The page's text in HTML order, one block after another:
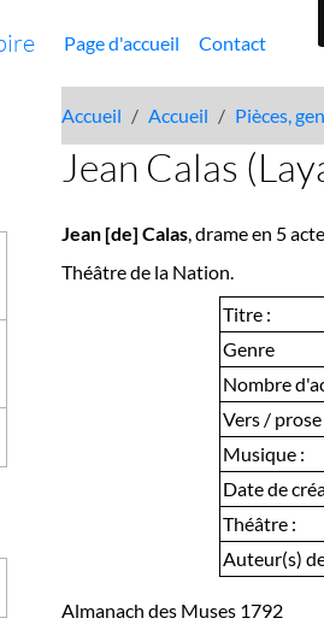
Page d'accueil Contact
Accueil Accueil Pièces,
Jean Calas
Jean [de] Calas, drame en 5
Théâtre de la Nation.
Titre :
Genre
Nombre
Vers / prose
Musique :
Date de
Théâtre :
Auteur(s)
Almanach des Muses 1792